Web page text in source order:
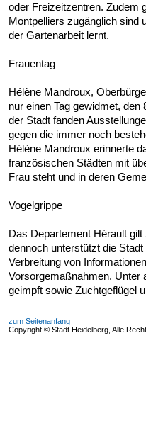
oder Freizeitzentren. Zudem
Montpelliers zugänglich sind
der Gartenarbeit lernt.
Frauentag
Hélène Mandroux,
nur einen Tag gewidmet,
der Stadt fanden
gegen die immer noch
Hélène Mandroux erinnerte
französischen Städten mit
Frau steht und in deren
Vogelgrippe
Das Departement Hérault
dennoch unterstützt die
Verbreitung von
Vorsorgemaßnahmen. Unter
geimpft sowie Zuchtgeflügel
zum Seitenanfang
Copyright © Stadt Heidelberg, Alle